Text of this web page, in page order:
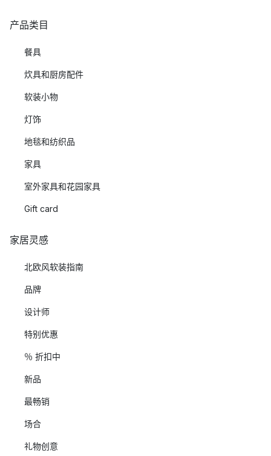
产品类目
餐具
炊具和厨房配件
软装小物
灯饰
地毯和纺织品
家具
室外家具和花园家具
Gift card
家居灵感
北欧风软装指南
品牌
设计师
特别优惠
％ 折扣中
新品
最畅销
场合
礼物创意